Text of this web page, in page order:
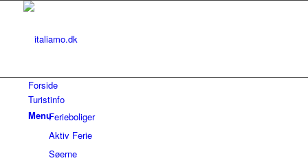
Menu
Forside
Turistinfo
Ferieboliger
Aktiv Ferie
Søerne